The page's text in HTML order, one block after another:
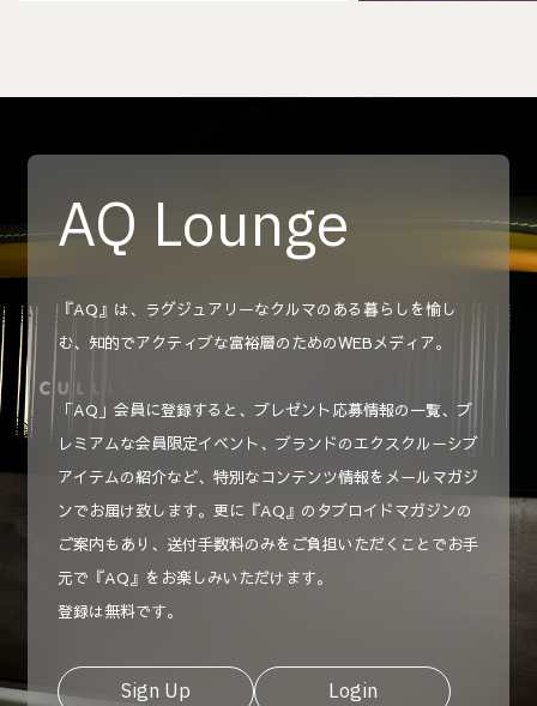
AQ Lounge
『AQ』は、ラグジュアリーなクルマのある暮らしを愉し
む、知的でアクティブな富裕層のためのWEBメディア。
「AQ」会員に登録すると、プレゼント応募情報の一覧、プ
レミアムな会員限定イベント、ブランドのエクスクルーシブ
アイテムの紹介など、特別なコンテンツ情報をメールマガジ
ンでお届け致します。更に『AQ』のタブロイドマガジンの
ご案内もあり、送付手数料のみをご負担いただくことでお手
元で『AQ』をお楽しみいただけます。
登録は無料です。
Sign Up Login